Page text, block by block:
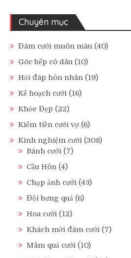
Chuyên mục
Đám cưới muôn màu (40)
Góc bếp cô dâu (10)
Hỏi đáp hôn nhân (19)
Kế hoạch cưới (16)
Khỏe Đẹp (22)
Kiếm tiền cưới vợ (6)
Kinh nghiệm cưới (308)
Bánh cưới (7)
Cầu Hôn (4)
Chụp ảnh cưới (43)
Đội bưng quả (6)
Hoa cưới (12)
Khách mời đám cưới (7)
Mâm quả cưới (10)